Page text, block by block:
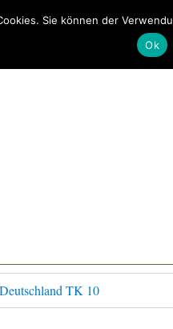
Deutschland TK 10
Sie können der
Ok